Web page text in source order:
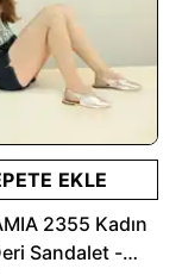
EKLE
2355 Kadın
Sandalet -